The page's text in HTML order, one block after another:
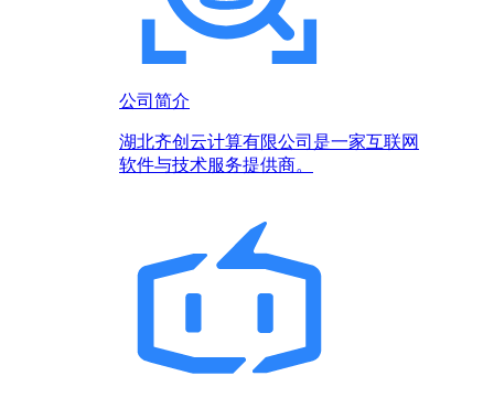
公司简介
湖北齐创云计算有限公司是一家互联网
软件与技术服务提供商。